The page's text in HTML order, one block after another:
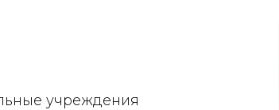
учреждения